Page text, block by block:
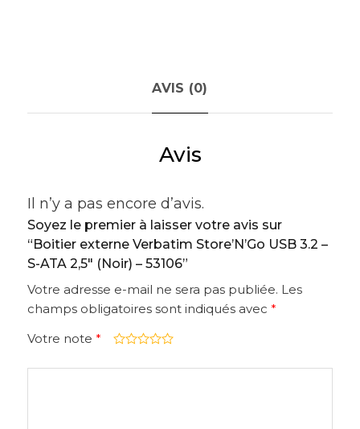
AVIS (0)
Avis
Il n’y a pas encore d’avis.
Soyez le premier à laisser votre avis sur
“Boitier externe Verbatim Store’N’Go USB 3.2 –
S-ATA 2,5″ (Noir) – 53106”
Votre adresse e-mail ne sera pas publiée. Les
champs obligatoires sont indiqués avec *
Votre note *